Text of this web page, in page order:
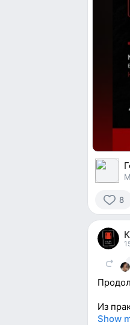
8
8
reacted
Из
Show